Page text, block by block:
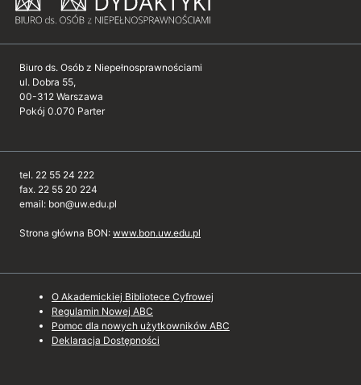
Biuro ds. Osób z Niepełnosprawnościami
ul. Dobra 55,
00-312 Warszawa
Pokój 0.070 Parter
tel. 22 55 24 222
fax. 22 55 20 224
email: bon@uw.edu.pl
Strona główna BON: www.bon.uw.edu.pl
O Akademickiej Bibliotece Cyfrowej
Regulamin Nowej ABC
Pomoc dla nowych użytkowników ABC
Deklaracja Dostępności